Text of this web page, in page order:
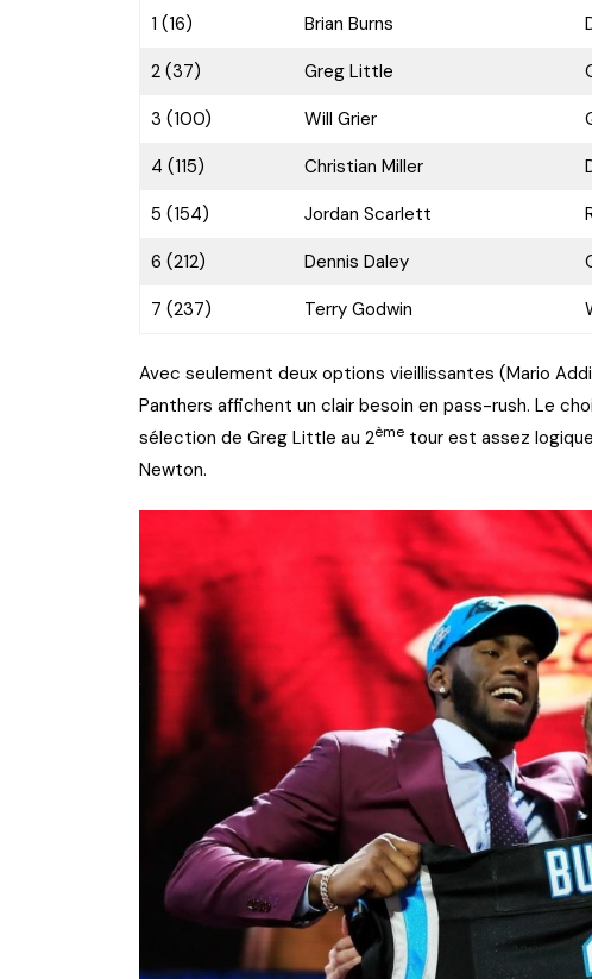
1 (16)
Brian Burns
2 (37)
Greg Little
3 (100)
Will Grier
4 (115)
Christian Miller
5 (154)
Jordan Scarlett
6 (212)
Dennis Daley
7 (237)
Terry Godwin
Avec seulement deux options vieillissantes (Mario
Panthers affichent un clair besoin en pass-rush. Le
sélection de Greg Little au 2ème tour est assez
Newton.